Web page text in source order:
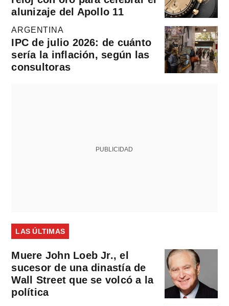
alunizaje del Apollo 11
ARGENTINA
IPC de julio 2026: de cuánto
sería la inflación, según las
consultoras
PUBLICIDAD
LAS ÚLTIMAS
Muere John Loeb Jr., el
sucesor de una dinastía de
Wall Street que se volcó a la
política